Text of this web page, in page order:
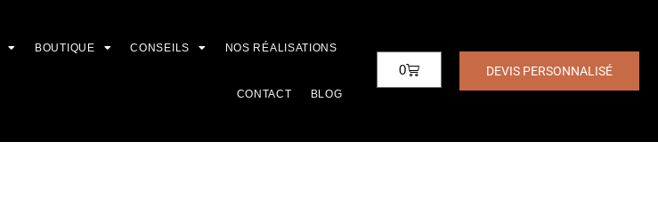
BOUTIQUE CONSEILS NOS RÉALISATIONS
CONTACT BLOG
0 DEVIS PERSONNALISÉ